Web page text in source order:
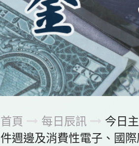
首頁 每日辰訊
今日
件週邊及消費性電子、國